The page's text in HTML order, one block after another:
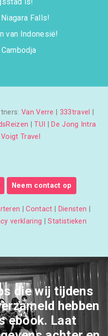
Falls!
van Indonesië!
Van Verre 333travel
|TUI
De Jong Intra
Voigt Travel
Neem contact op
|Contact Diensten
verklaring |Statistieken
die wij tijdens
hebben
ebook. Laat